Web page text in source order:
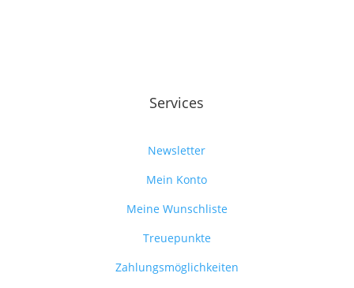
Services
Newsletter
Mein Konto
Meine Wunschliste
Treuepunkte
Zahlungsmöglichkeiten